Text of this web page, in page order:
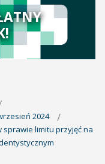
2024
limitu przyjęć na